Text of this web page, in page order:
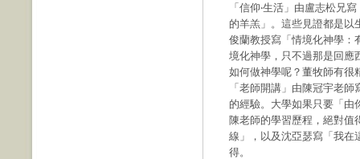
「信仰‧生活」由盧志松兄
的羊羔」。這些見證都是以
俊蘭教授寫「情境化神學：
境化神學，只不過那是回應
如何做神學呢？董牧師有很
「老師開講」由陳冠宇老
的經驗。大學如果只要「由
陳老師的學習歷程，絕對值
線」，以及沈亞瑟寫「我在
得。